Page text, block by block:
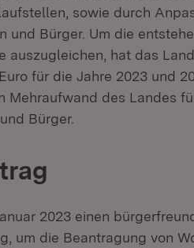
sowie durch
und Bürger. Um die
auszugleichen, hat das
für die Jahre 2023 und
Mehraufwand des Landes
Bürger.
2023 einen
um die Beantragung von